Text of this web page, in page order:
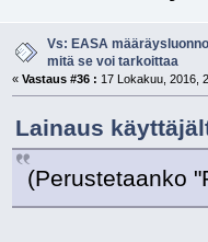
Vs: EASA
mitä se voi tarkoittaa
« Vastaus #36 : 17 Lokakuu, 2016,
Lainaus
(Perustetaanko